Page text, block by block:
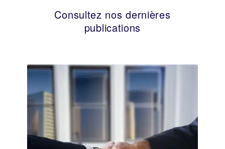
Consultez nos dernières
publications